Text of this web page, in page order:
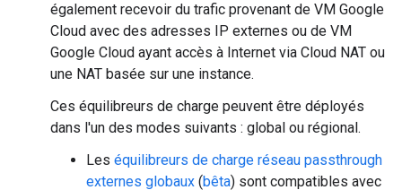
également recevoir du trafic provenant de VM Google
Cloud avec des adresses IP externes ou de VM
Google Cloud ayant accès à Internet via Cloud NAT ou
une NAT basée sur une instance.
Ces équilibreurs de charge peuvent être déployés
dans l'un des modes suivants : global ou régional.
Les équilibreurs de charge réseau passthrough
externes globaux (bêta) sont compatibles avec